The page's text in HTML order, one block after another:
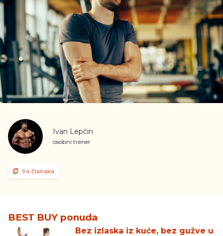
Ivan Lepčin
osobni trener
94 članaka
BEST BUY ponuda
Bez izlaska iz kuće, bez gužve u